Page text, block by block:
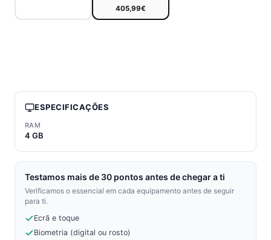
405,99€
ESPECIFICAÇÕES
RAM
4 GB
Testamos mais de 30 pontos antes de chegar a ti
Verificamos o essencial em cada equipamento antes de seguir
para ti.
Ecrã e toque
Biometria (digital ou rosto)